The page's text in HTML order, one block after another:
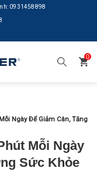
0931458898
0
Ngày Để Giảm Cân, Tăng
Mỗi Ngày
Sức Khỏe